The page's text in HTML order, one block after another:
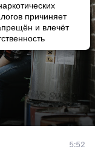
причиняет
и влечёт
5:52